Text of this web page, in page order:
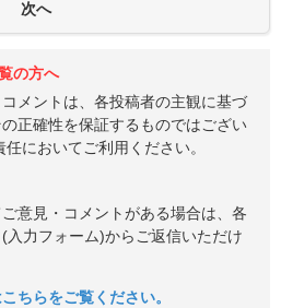
の方へ
メントは、各投稿者の主観に基づ
正確性を保証するものではござい
においてご利用ください。
意見・コメントがある場合は、各
入力フォーム)からご返信いただけ
ちらをご覧ください。